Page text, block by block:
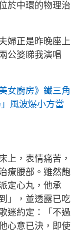
於中環的物理治
婦正是昨晚座上
公婆睇我演唱
女廚房》鐵三角
風波爆小方當
上，表情痛苦，
療腰部。雖然飽
定心丸，他承
」，並透露已吃
迷約定：「不過
心意已決，即使